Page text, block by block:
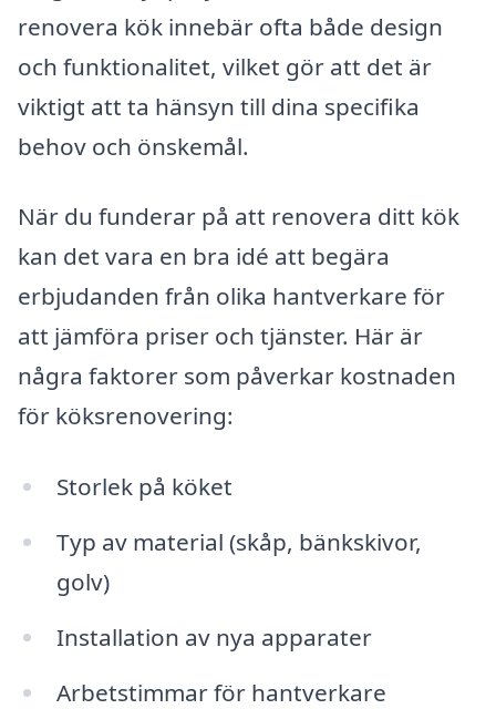
renovera kök innebär ofta både design
och funktionalitet, vilket gör att det är
viktigt att ta hänsyn till dina specifika
behov och önskemål.
När du funderar på att renovera ditt kök
kan det vara en bra idé att begära
erbjudanden från olika hantverkare för
att jämföra priser och tjänster. Här är
några faktorer som påverkar kostnaden
för köksrenovering:
Storlek på köket
Typ av material (skåp, bänkskivor,
golv)
Installation av nya apparater
Arbetstimmar för hantverkare